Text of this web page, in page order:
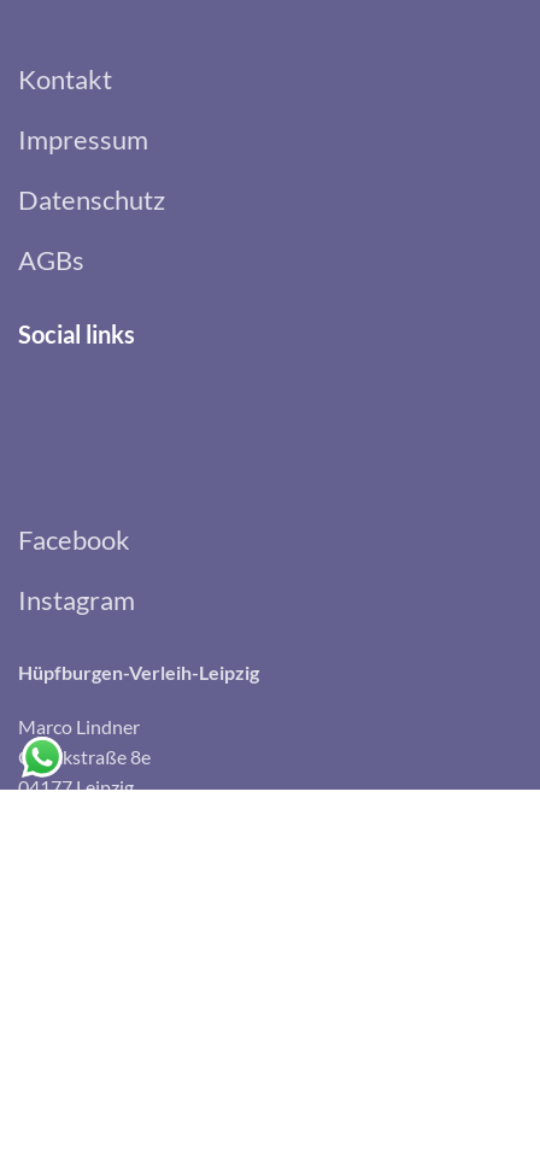
Kontakt
Impressum
Datenschutz
AGBs
Social links
Facebook
Instagram
Hüpfburgen-Verleih-Leipzig
Marco Lindner
Queckstraße 8e
04177 Leipzig